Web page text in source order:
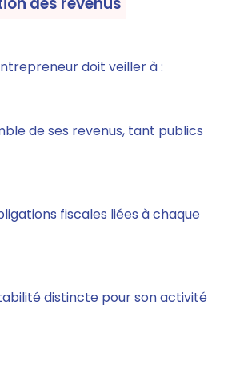
doit veiller à :
de ses revenus, tant publics
fiscales liées à chaque
distincte pour son activité